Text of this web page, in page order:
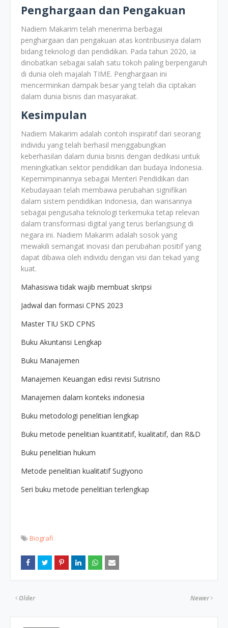
Penghargaan dan Pengakuan
Nadiem Makarim telah menerima berbagai
penghargaan dan pengakuan atas kontribusinya dalam
bidang teknologi dan pendidikan. Pada tahun 2020, ia
dinobatkan sebagai salah satu tokoh paling berpengaruh
di dunia oleh majalah TIME. Penghargaan ini
mencerminkan dampak besar yang telah dia ciptakan
dalam dunia bisnis dan masyarakat.
Kesimpulan
Nadiem Makarim adalah contoh inspiratif dari seorang
individu yang telah berhasil menggabungkan
keberhasilan dalam dunia bisnis dengan dedikasi untuk
meningkatkan sektor pendidikan dan budaya Indonesia.
Kepemimpinannya sebagai Menteri Pendidikan dan
Kebudayaan telah membawa perubahan signifikan
dalam sistem pendidikan Indonesia, dan warisannya
sebagai pengusaha teknologi terkemuka tetap relevan
dalam transformasi digital yang terus berlangsung di
negara ini. Nadiem Makarim adalah sosok yang
mewakili semangat inovasi dan perubahan positif yang
dapat dibawa oleh individu dengan visi dan tekad yang
kuat.
Mahasiswa tidak wajib membuat skripsi
Jadwal dan formasi CPNS 2023
Master TIU SKD CPNS
Buku Akuntansi Lengkap
Buku Manajemen
Manajemen Keuangan edisi revisi Sutrisno
Manajemen dalam konteks indonesia
Buku metodologi penelitian lengkap
Buku metode penelitian kuantitatif, kualitatif, dan R&D
Buku penelitian hukum
Metode penelitian kualitatif Sugiyono
Seri buku metode penelitian terlengkap
Biografi
Newer
Older